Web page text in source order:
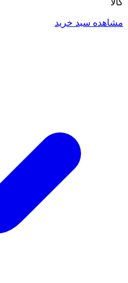
کالا
مشاهده سبد خرید